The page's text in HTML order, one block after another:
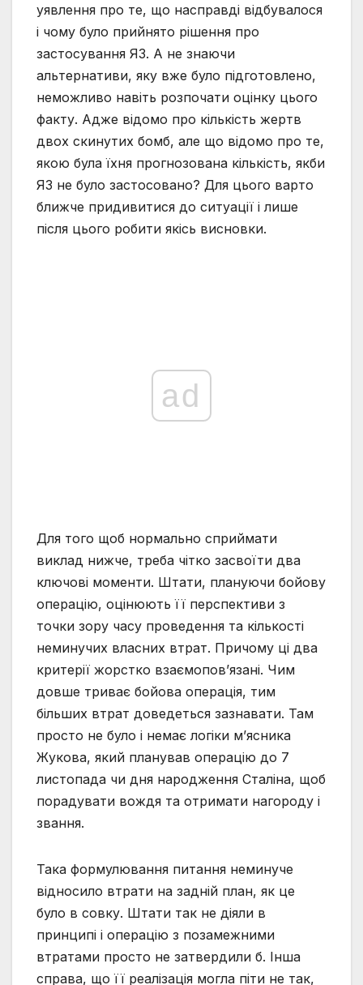
уявлення про те, що насправді відбувалося
і чому було прийнято рішення про
застосування ЯЗ. А не знаючи
альтернативи, яку вже було підготовлено,
неможливо навіть розпочати оцінку цього
факту. Адже відомо про кількість жертв
двох скинутих бомб, але що відомо про те,
якою була їхня прогнозована кількість, якби
ЯЗ не було застосовано? Для цього варто
ближче придивитися до ситуації і лише
після цього робити якісь висновки.
ad
Для того щоб нормально сприймати
виклад нижче, треба чітко засвоїти два
ключові моменти. Штати, плануючи бойову
операцію, оцінюють її перспективи з
точки зору часу проведення та кількості
неминучих власних втрат. Причому ці два
критерії жорстко взаємопов’язані. Чим
довше триває бойова операція, тим
більших втрат доведеться зазнавати. Там
просто не було і немає логіки м’ясника
Жукова, який планував операцію до 7
листопада чи дня народження Сталіна, щоб
порадувати вождя та отримати нагороду і
звання.
Така формулювання питання неминуче
відносило втрати на задній план, як це
було в совку. Штати так не діяли в
принципі і операцію з позамежними
втратами просто не затвердили б. Інша
справа, що її реалізація могла піти не так,